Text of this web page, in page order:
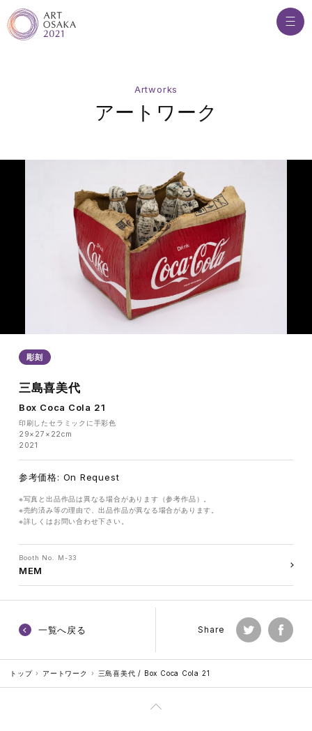
Artworks
アー ト ワ ーク
彫刻
三島喜美代
Box Coca Cola 21
印刷したセラミックに手彩色
29×27×22cm
2021
参考価格: On Request
※写真と出品作品は異なる場合があります（参考作品）。
※売約済み等の理由で、出品作品が異なる場合があります。
※詳しくはお問い合わせ下さい。
Booth No. M-33
MEM
一覧へ戻る Share
トップ アートワーク 三島喜美代 / Box Coca Cola 21